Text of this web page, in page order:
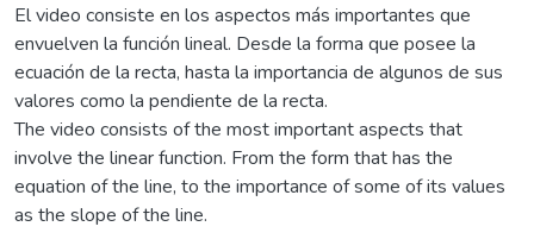
El video consiste en los aspectos más importantes que
envuelven la función lineal. Desde la forma que posee la
ecuación de la recta, hasta la importancia de algunos de sus
valores como la pendiente de la recta.
The video consists of the most important aspects that
involve the linear function. From the form that has the
equation of the line, to the importance of some of its values
as the slope of the line.